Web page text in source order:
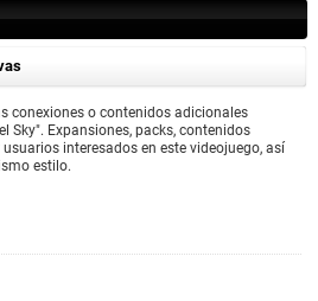
conexiones o contenidos adicionales
Sky". Expansiones, packs, contenidos
interesados en este videojuego, así
estilo.